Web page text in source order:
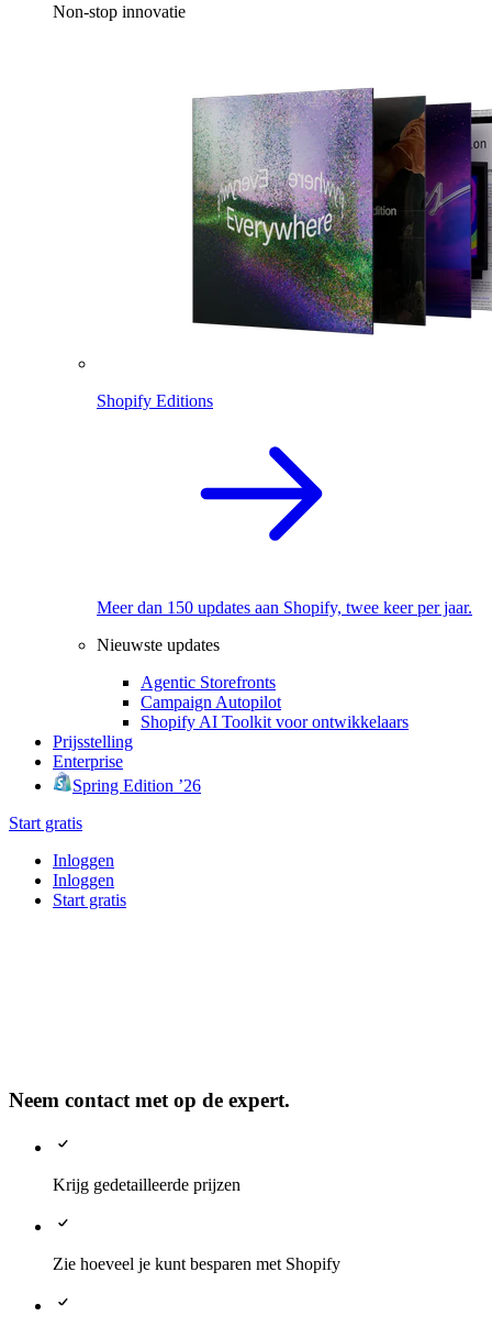
Non-stop innovatie
Shopify Editions
Meer dan 150 updates aan Shopify, twee keer per jaar.
Nieuwste updates
Agentic Storefronts
Campaign Autopilot
Shopify AI Toolkit voor ontwikkelaars
Prijsstelling
Enterprise
Spring Edition ’26
Start gratis
Inloggen
Inloggen
Start gratis
Neem contact met op de expert.
Krijg gedetailleerde prijzen
Zie hoeveel je kunt besparen met Shopify